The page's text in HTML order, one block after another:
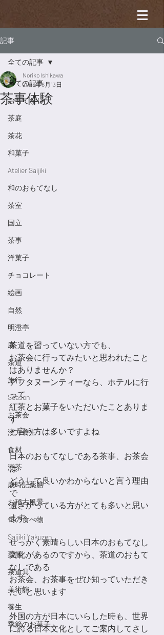
記事
全ての記事
おもてなし
茶庭
茶花
和菓子
Atelier Saijiki
和のおもてなし
茶室
国立
茶事
洋菓子
チョコレート
絵画
自然
明澄亭
庭
茶道
旅行
Season
お茶会
漢方養生
食材
漢茶
歳時記薬膳
お稽古風景
旬の食べ物
Saijiki Yakuzen
薬膳
茶道具
美術館
養生
季節のお菓子
全ての記事
茶事体験
Noriko Ishikawa
2023年6月13日
茶道を習っていない方でも、
お茶会に行ってみたいと思われたこと
はありませんか？
アフタヌーンティーなら、ホテルに行
って
紅茶とお菓子をいただいたことありま
す
と言う方は多いですよね
日本のおもてなしである茶事、お茶会
は
どうして良いかわからないと言う理由
で
遠ざかっている方がとても多いと思い
ます
せっかく素晴らしい日本のおもてなし
文化があるのですから、茶道のおもて
なしである
お茶会、お茶事をぜひ知っていただき
たいと思います
外国の方が日本にいらした時も、世界
に誇る日本文化としてご案内してさし